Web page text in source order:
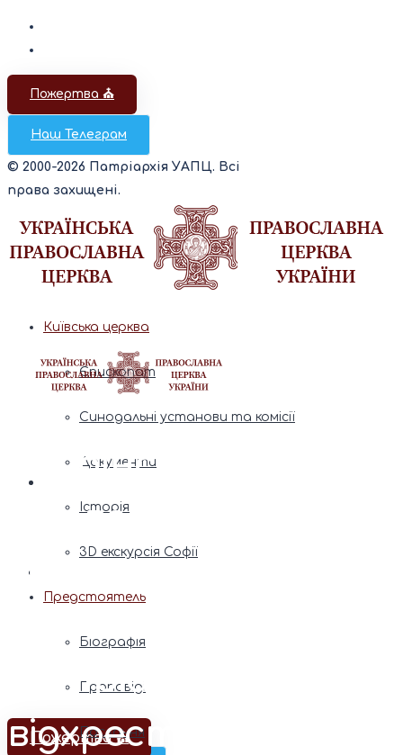
Пожертва ⛪️
Наш Телеграм
© 2000-2026 Патріархія УАПЦ. Всі
права захищені.
Пожертва ⛪️
Київська церква
Єпископат
Синодальні установи та комісії
Документи
Історія
3D екскурсія Софії
Предстоятель
Біографія
Проповіді
Послання
Українська
Православна
Церква
Московського
Патріархату
відхрестилась від